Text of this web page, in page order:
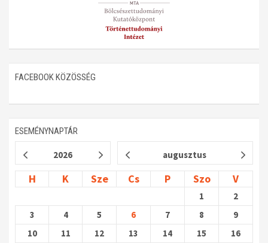
FACEBOOK KÖZÖSSÉG
ESEMÉNYNAPTÁR
2026 augusztus
H K Sze Cs P Szo V
1
2
3
4 5 6 7 8
9
10
11 12 13 14 15
16